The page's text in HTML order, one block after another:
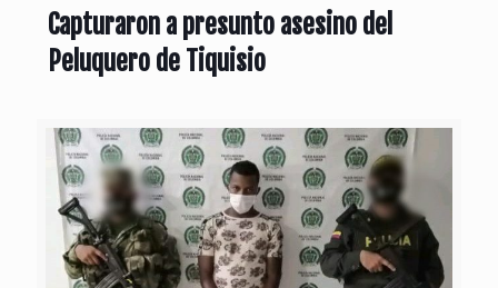
Capturaron a presunto asesino del
Peluquero de Tiquisio